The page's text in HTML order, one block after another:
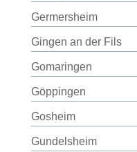
Germersheim
Gingen an der Fils
Gomaringen
Göppingen
Gosheim
Gundelsheim